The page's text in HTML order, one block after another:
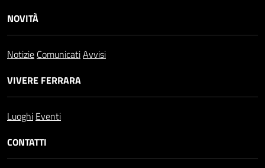
NOVITÀ
Notizie ComunicatiAvvisi
VIVERE FERRARA
Luoghi Eventi
CONTATTI